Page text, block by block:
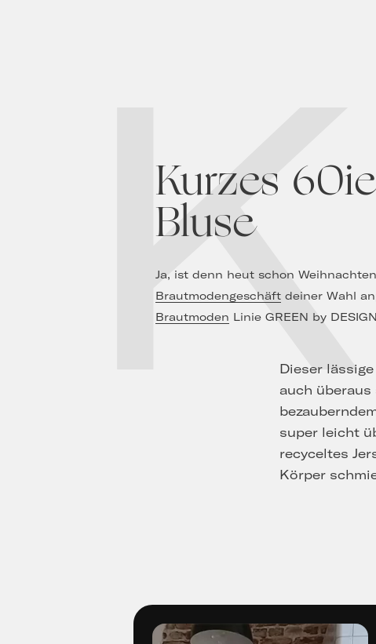
K
Kurzes
Bluse
Ja, ist denn heut schon
Brautmodengeschäft deiner Wahl
Brautmoden Linie GREEN by
Dieser
auch überaus
super leicht
recyceltes
Körper